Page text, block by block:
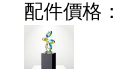
配件價格：